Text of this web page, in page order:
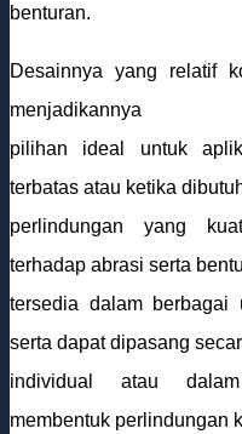
benturan.
Desainnya yang relatif
menjadikannya
pilihan ideal untuk
terbatas atau ketika
perlindungan yang
terhadap abrasi serta
tersedia dalam berbagai
serta dapat dipasang
individual atau
membentuk perlindungan